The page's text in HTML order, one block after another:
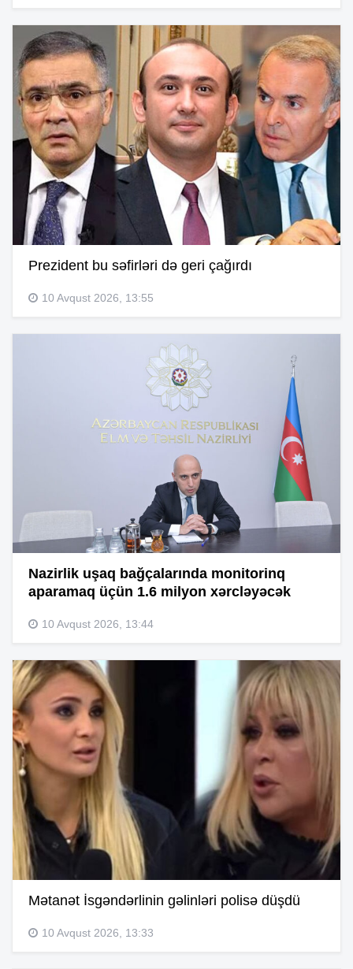
Prezident bu səfirləri də geri çağırdı
10 Avqust 2026, 13:55
Nazirlik uşaq bağçalarında monitorinq
aparamaq üçün 1.6 milyon xərcləyəcək
10 Avqust 2026, 13:44
Mətanət İsgəndərlinin gəlinləri polisə düşdü
10 Avqust 2026, 13:33